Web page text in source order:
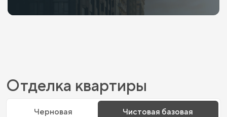
Отделка квартиры
Черновая Чистовая базовая